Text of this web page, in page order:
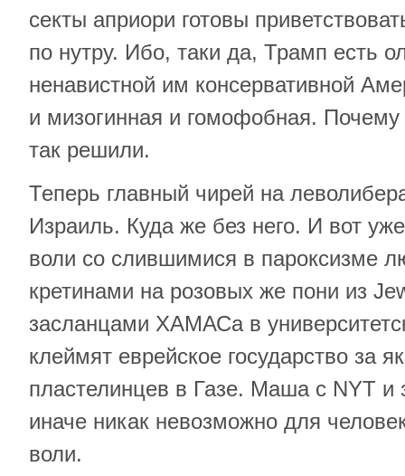
секты априори готовы
по нутру. Ибо, таки да, Трамп есть
ненавистной им консервативной
и мизогинная и гомофобная. Почему
так решили.
Теперь главный чирей на
Израиль. Куда же без него. И вот
воли со слившимися в пароксизме
кретинами на розовых же пони из
засланцами ХАМАСа в
клеймят еврейское государство за
пластелинцев в Газе. Маша с NYT и
иначе никак невозможно для
воли.